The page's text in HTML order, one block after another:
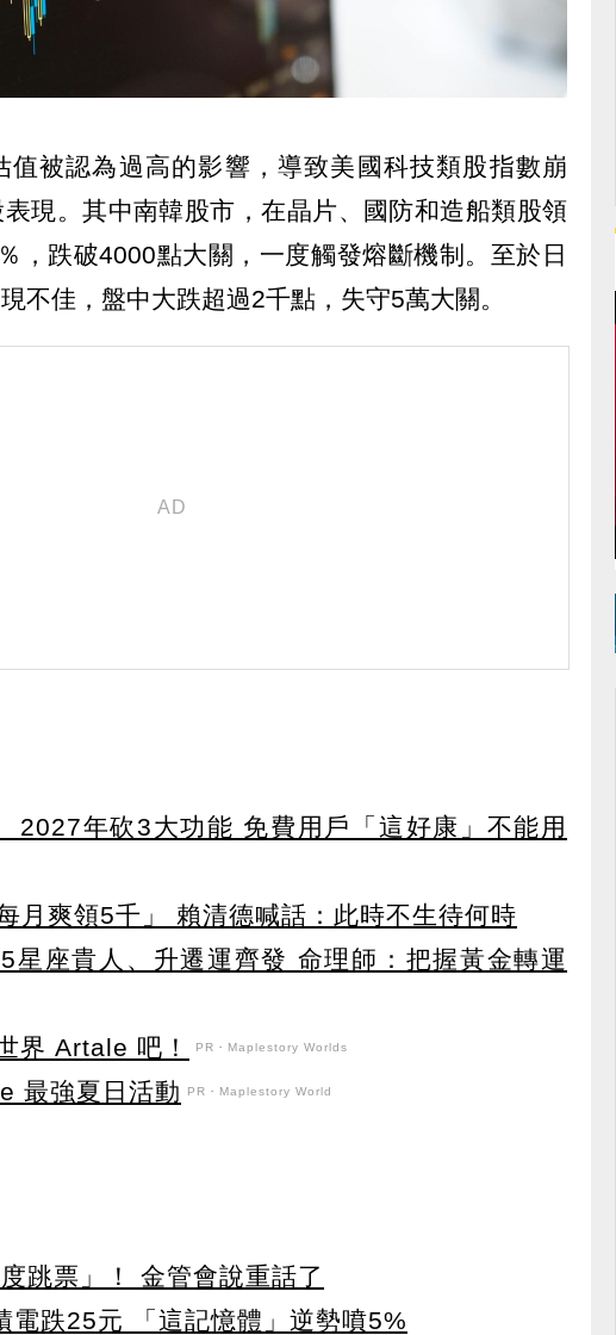
值被認為過高的影響，導致美國科技類股指數崩
現。其中南韓股市，在晶片、國防和造船類股領
，跌破4000點大關，一度觸發熔斷機制。至於日
不佳，盤中大跌超過2千點，失守5萬大關。
2027年砍3大功能 免費用戶「這好康」不能用
月爽領5千」 賴清德喊話：此時不生待何時
星座貴人、升遷運齊發 命理師：把握黃金轉運
界 Artale 吧！
PR・Maplestory Worlds
最強夏日活動 PR・Maplestory World
跳票」！ 金管會說重話了
電跌25元 「這記憶體」逆勢噴5%